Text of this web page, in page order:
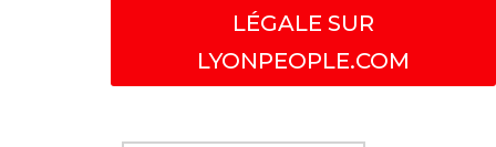
LÉGALE SUR
LYONPEOPLE.COM